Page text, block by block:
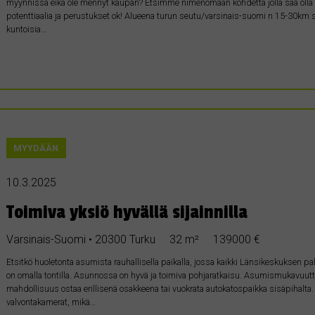
myynnissä eikä ole mennyt kaupan? Etsimme nimenomaan kohdetta jolla saa
potenttiaalia ja perustukset ok! Alueena turun seutu/varsinais-suomi n 15-30km
kuntoisia…
MYYDÄÄN
10.3.2025
Toimiva yksiö hyvällä sijainnilla
Varsinais-Suomi • 20300 Turku 32 m² 139000 €
Etsitkö huoletonta asumista rauhallisella paikalla, jossa kaikki Länsikeskuksen
on omalla tontilla. Asunnossa on hyvä ja toimiva pohjaratkaisu.
mahdollisuus ostaa erillisenä osakkeena tai vuokrata autokatospaikka
valvontakamerat, mikä…